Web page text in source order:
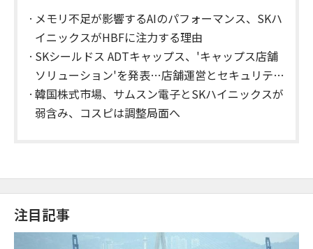
メモリ不足が影響するAIのパフォーマンス、SKハ
イニックスがHBFに注力する理由
SKシールドス ADTキャップス、'キャップス店舗
ソリューション'を発表…店舗運営とセキュリティ
を一元管理
韓国株式市場、サムスン電子とSKハイニックスが
弱含み、コスピは調整局面へ
注目記事